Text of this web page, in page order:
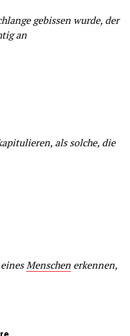
gebissen wurde, der
an
als solche, die
Menschenerkennen,